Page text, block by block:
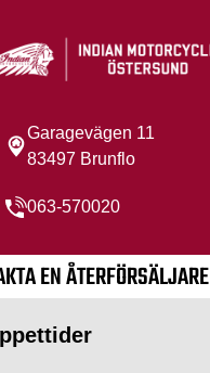
Garagevägen 11
83497 Brunflo
063-570020
EN ÅTERFÖRSÄLJARE